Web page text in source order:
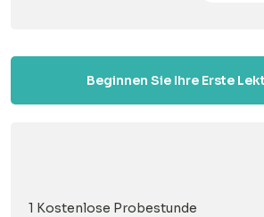
Beginnen Sie Ihre Erste
1 Kostenlose Probestunde